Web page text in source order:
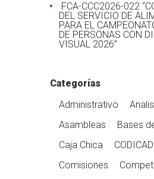
FCA-CCC2026-022
DEL SERVICIO DE
PARA EL
DE PERSONAS CON
VISUAL 2026”
Categorías
Administrativo
Asambleas
Bases
Caja Chica
Comisiones